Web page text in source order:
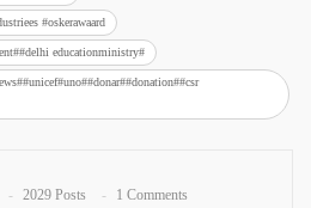
#oskerawaard
educationministry#
2029 Posts 1 Comments